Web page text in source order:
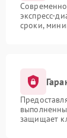
экспресс-
сроки,
защищает